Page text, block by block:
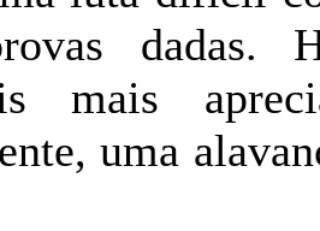
dadas.
mais
uma